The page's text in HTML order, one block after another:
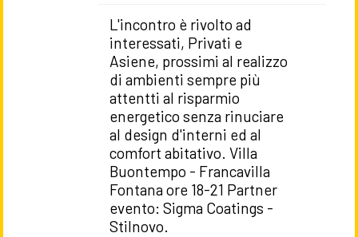
L'incontro è rivolto ad
interessati, Privati e
Asiene, prossimi al realizzo
di ambienti sempre più
attentti al risparmio
energetico senza rinuciare
al design d'interni ed al
comfort abitativo. Villa
Buontempo - Francavilla
Fontana ore 18-21 Partner
evento: Sigma Coatings -
Stilnovo.